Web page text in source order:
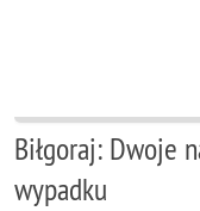
Biłgoraj: Dwoje
wypadku